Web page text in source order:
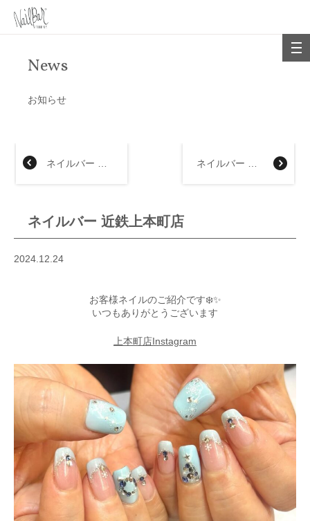
News
お知らせ
ネイルバー 近鉄上本町店
2024.12.24
お客様ネイルのご紹介です❄️✨
いつもありがとうございます
上本町店Instagram